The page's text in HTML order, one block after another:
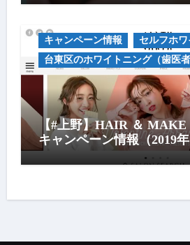
キャンペーン情報
セルフホ
台東区のホワイトニング（歯医者
【#上野】HAIR ＆
キャンペーン情報（2019